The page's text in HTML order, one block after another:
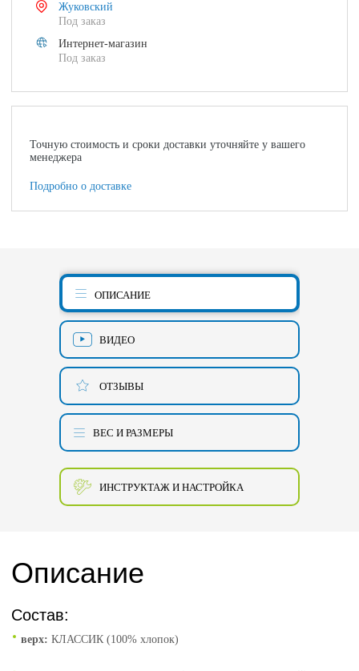
Жуковский
Под заказ
Интернет-магазин
Под заказ
Точную стоимость и сроки доставки уточняйте у вашего
менеджера
Подробно о доставке
ОПИСАНИЕ
ВИДЕО
ОТЗЫВЫ
ВЕС И РАЗМЕРЫ
ИНСТРУКТАЖ И НАСТРОЙКА
Описание
Состав:
верх: КЛАССИК (100% хлопок)